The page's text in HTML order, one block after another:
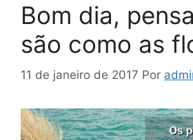
Bom dia,
são como as
11 de janeiro de 2017 Por